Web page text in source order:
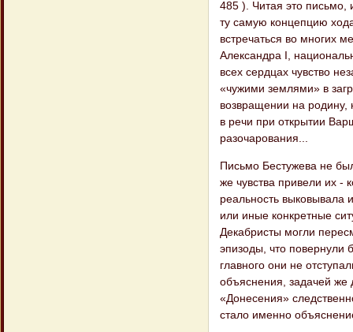
485 ). Читая это письмо,
ту самую концепцию
встречаться во многих
Александра I,
всех сердцах чувство
«чужими землями» в
возвращении на
в речи при открытии
разочарования...
Письмо Бестужева не
же чувства привели их -
реальность выковывала
или иные конкретные
Декабристы могли
эпизоды, что повернули
главного они не
объяснения, задачей же
«Донесения»
стало именно